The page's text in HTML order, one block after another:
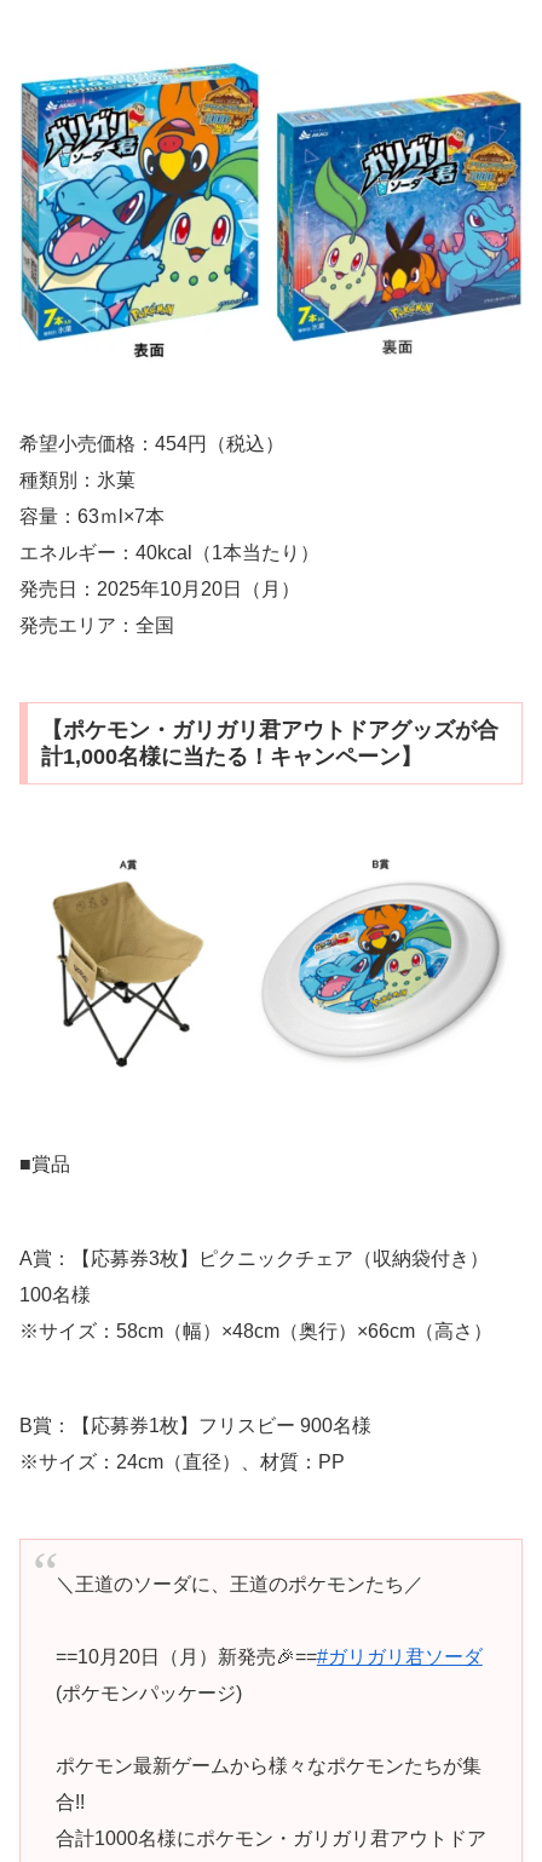
希望小売価格：454円（税込）
種類別：氷菓
容量：63ｍl×7本
エネルギー：40kcal（1本当たり）
発売日：2025年10月20日（月）
発売エリア：全国
【ポケモン・ガリガリ君アウトドアグッズが合
計1,000名様に当たる！キャンペーン】
■賞品
A賞：【応募券3枚】ピクニックチェア（収納袋付き）
100名様
※サイズ：58cm（幅）×48cm（奥行）×66cm（高さ）
B賞：【応募券1枚】フリスビー 900名様
※サイズ：24cm（直径）、材質：PP
＼王道のソーダに、王道のポケモンたち／
==10月20日（月）新発売🎉==#ガリガリ君ソーダ
(ポケモンパッケージ)
ポケモン最新ゲームから様々なポケモンたちが集
合!!
合計1000名様にポケモン・ガリガリ君アウトドア